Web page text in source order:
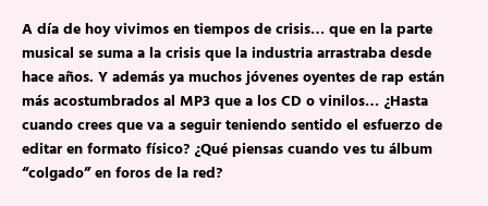
A día de hoy vivimos en tiempos de crisis… que en la parte
musical se suma a la crisis que la industria arrastraba desde
hace años. Y además ya muchos jóvenes oyentes de rap están
más acostumbrados al MP3 que a los CD o vinilos… ¿Hasta
cuando crees que va a seguir teniendo sentido el esfuerzo de
editar en formato físico? ¿Qué piensas cuando ves tu álbum
“colgado” en foros de la red?